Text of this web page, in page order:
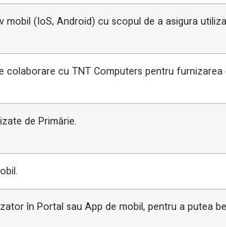
(IoS, Android) cu scopul de a asigura
cu TNT Computers pentru furnizarea
de Primărie.
în Portal sau App de mobil, pentru a putea